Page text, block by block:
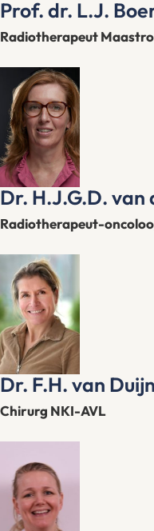
Prof. dr. L.J.
Radiotherapeut
Dr. H.J.G.D. van
Radiotherapeut-
Dr. F.H. van
Chirurg NKI-AVL